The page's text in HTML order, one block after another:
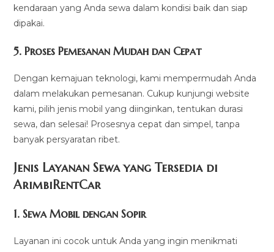
kendaraan yang Anda sewa dalam kondisi baik dan siap
dipakai.
5.Proses Pemesanan Mudah dan Cepat
Dengan kemajuan teknologi, kami mempermudah Anda
dalam melakukan pemesanan. Cukup kunjungi website
kami, pilih jenis mobil yang diinginkan, tentukan durasi
sewa, dan selesai! Prosesnya cepat dan simpel, tanpa
banyak persyaratan ribet.
Jenis Layanan Sewa yang Tersedia di
ArimbiRentCar
1.Sewa Mobil dengan Sopir
Layanan ini cocok untuk Anda yang ingin menikmati